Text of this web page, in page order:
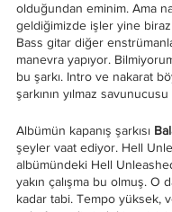
olduğundan eminim. Ama
geldiğimizde işler yine
Bass gitar diğer
manevra yapıyor.
bu şarkı. Intro ve nakarat
şarkının yılmaz
Albümün kapanış şarkısı
şeyler vaat ediyor. Hell
albümündeki Hell
yakın çalışma bu olmuş. O
kadar tabi. Tempo yüksek,